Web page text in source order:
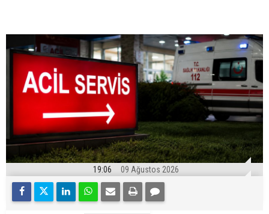
19:06 09 Ağustos 2026